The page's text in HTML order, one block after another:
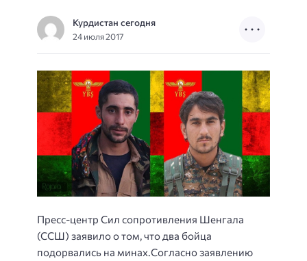
Курдистан сегодня
24 июля 2017
Пресс-центр Сил сопротивления Шенгала
(ССШ) заявило о том, что два бойца
подорвались на минах.Согласно заявлению